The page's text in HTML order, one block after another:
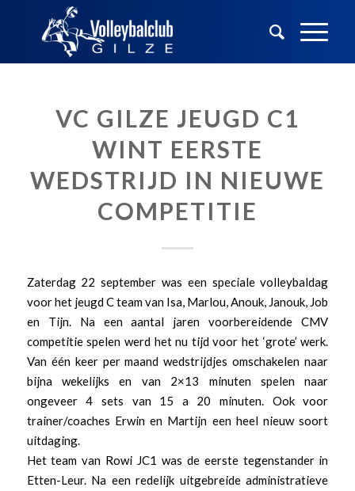
VC GILZE JEUGD C1
WINT EERSTE
WEDSTRIJD IN NIEUWE
COMPETITIE
Zaterdag 22 september was een speciale volleybaldag
voor het jeugd C team van Isa, Marlou, Anouk, Janouk, Job
en Tijn. Na een aantal jaren voorbereidende CMV
competitie spelen werd het nu tijd voor het ‘grote’ werk.
Van één keer per maand wedstrijdjes omschakelen naar
bijna wekelijks en van 2×13 minuten spelen naar
ongeveer 4 sets van 15 a 20 minuten. Ook voor
trainer/coaches Erwin en Martijn een heel nieuw soort
uitdaging.
Het team van Rowi JC1 was de eerste tegenstander in
Etten-Leur. Na een redelijk uitgebreide administratieve